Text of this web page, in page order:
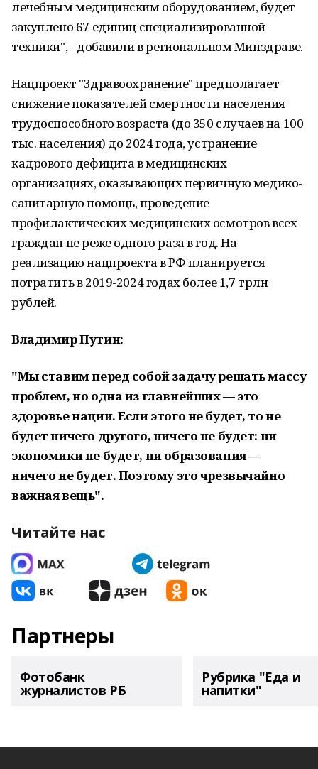
лечебным медицинским оборудованием, будет
закуплено 67 единиц специализированной
техники", - добавили в региональном Минздраве.
Нацпроект "Здравоохранение" предполагает
снижение показателей смертности населения
трудоспособного возраста (до 350 случаев на 100
тыс. населения) до 2024 года, устранение
кадрового дефицита в медицинских
организациях, оказывающих первичную медико-
санитарную помощь, проведение
профилактических медицинских осмотров всех
граждан не реже одного раза в год. На
реализацию нацпроекта в РФ планируется
потратить в 2019-2024 годах более 1,7 трлн
рублей.
Владимир Путин:
"Мы ставим перед собой задачу решать массу
проблем, но одна из главнейших — это
здоровье нации. Если этого не будет, то не
будет ничего другого, ничего не будет: ни
экономики не будет, ни образования —
ничего не будет. Поэтому это чрезвычайно
важная вещь".
Читайте нас
Партнеры
Фотобанк
журналистов РБ
Рубрика "Еда и
напитки"